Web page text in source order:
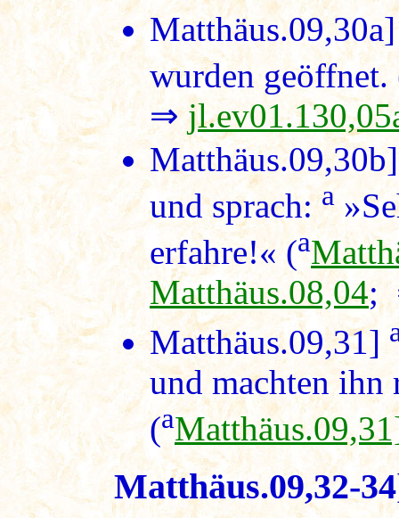
Matthäus.09,30a
wurden geöffnet.
⇒
Matthäus.09,30b
und sprach:a
erfahre!« (a
Matthäus.08,04;
Matthäus.09,31]
und machten ihn
(a
Matthäus.09,32-